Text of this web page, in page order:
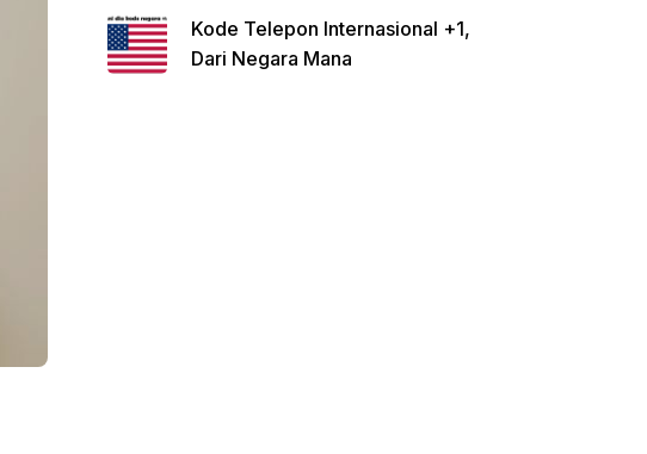
Kode Telepon Internasional +1,
Dari Negara Mana